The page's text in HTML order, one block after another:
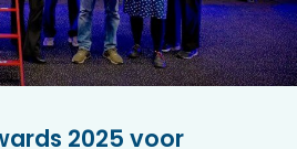
2025 voor